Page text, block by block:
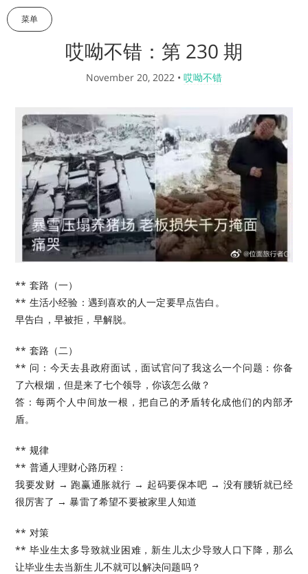
菜单
哎呦不错：第 230 期
November 20, 2022 • 哎呦不错
** 套路（一）
** 生活小经验：遇到喜欢的人一定要早点告白。
早告白，早被拒，早解脱。
** 套路（二）
** 问：今天去县政府面试，面试官问了我这么一个问题：你备
了六根烟，但是来了七个领导，你该怎么做？
答：每两个人中间放一根，把自己的矛盾转化成他们的内部矛
盾。
** 规律
** 普通人理财心路历程：
我要发财 → 跑赢通胀就行 → 起码要保本吧 → 没有腰斩就已经
很厉害了 → 暴雷了希望不要被家里人知道
** 对策
** 毕业生太多导致就业困难，新生儿太少导致人口下降，那么
让毕业生去当新生儿不就可以解决问题吗？